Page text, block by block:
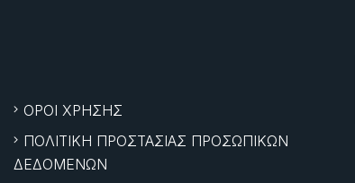
ΟΡΟΙ ΧΡΗΣΗΣ
ΠΟΛΙΤΙΚΗ ΠΡΟΣΤΑΣΙΑΣ ΠΡΟΣΩΠΙΚΩΝ
ΔΕΔΟΜΕΝΩΝ